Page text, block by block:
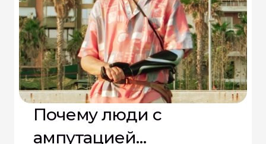
Почему люди с
ампутацией